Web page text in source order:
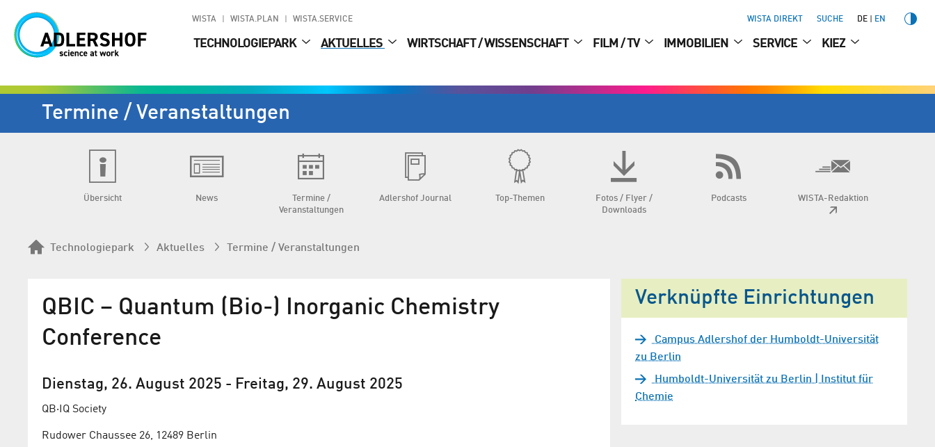
WISTA WISTA.PLAN WISTA.SERVICE WISTA DIREKT SUCHE DE EN
TECHNOLOGIEPARK AKTUELLES WIRTSCHAFT / WISSENSCHAFT FILM / TV IMMOBILIEN SERVICE KIEZ
Termine / Veranstaltungen
Übersicht News
Termine /
Veranstaltungen
Adlershof Journal Top-Themen
Fotos / Flyer /
Downloads
Podcasts WISTA-Redaktion
Technologiepark Aktuelles Termine / Veranstaltungen
QBIC – Quantum (Bio-) Inorganic Chemistry
Conference
Dienstag, 26. August 2025 - Freitag, 29. August 2025
QB·IQ Society
Rudower Chaussee 26, 12489 Berlin
Verknüpfte Einrichtungen
Campus Adlershof der Humboldt-Universität
zu Berlin
Humboldt-Universität zu Berlin | Institut für
Chemie